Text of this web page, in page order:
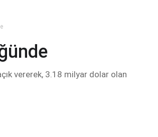
vererek, 3.18 milyar dolar olan